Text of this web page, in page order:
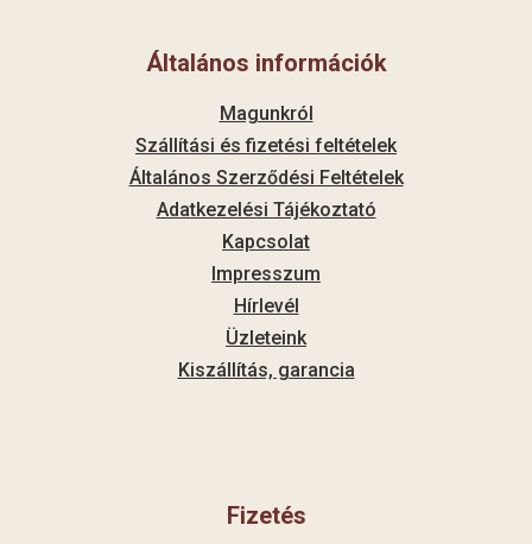
Általános információk
Magunkról
Szállítási és fizetési feltételek
Általános Szerződési Feltételek
Adatkezelési Tájékoztató
Kapcsolat
Impresszum
Hírlevél
Üzleteink
Kiszállítás, garancia
Fizetés